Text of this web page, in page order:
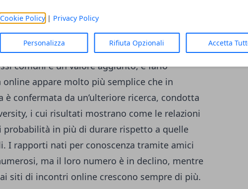
Cookie Policy| Privacy Policy
Personalizza Rifiuta Opzionali Accetta
sarebbero di gran lunga maggiori rispetto a
le relazioni nate sul web sarebbero più
un possibile partner in base alle
comuni è un valore aggiunto, e farlo
appare molto più semplice che in
è confermata da un’ulteriore ricerca, condotta
i cui risultati mostrano come le relazioni
probabilità in più di durare rispetto a quelle
I rapporti nati per conoscenza tramite amici
ma il loro numero è in declino, mentre
siti di incontri online crescono sempre di più.